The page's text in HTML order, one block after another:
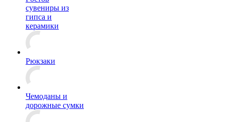
сувениры из
гипса и
керамики
Рюкзаки
Чемоданы и
дорожные сумки